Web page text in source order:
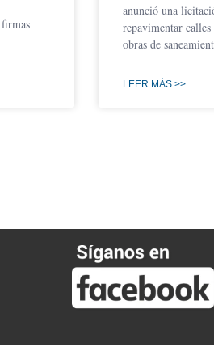
anunció una
repavimentar calles
obras de
LEER MÁS >>